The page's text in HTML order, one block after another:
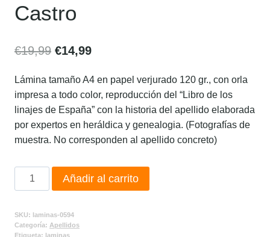
Castro
€19,99 €14,99
Lámina tamaño A4 en papel verjurado 120 gr., con orla
impresa a todo color, reproducción del “Libro de los
linajes de España” con la historia del apellido elaborada
por expertos en heráldica y genealogia. (Fotografías de
muestra. No corresponden al apellido concreto)
Añadir al carrito
SKU: laminas-0594
Categoría: Apellidos
Etiqueta: laminas